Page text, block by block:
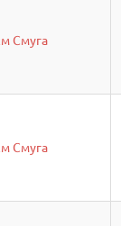
Смуга
Смуга